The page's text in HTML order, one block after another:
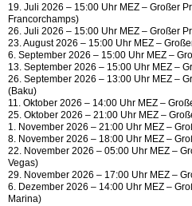
19. Juli 2026 – 15:00 Uhr MEZ – Großer
Francorchamps)
26. Juli 2026 – 15:00 Uhr MEZ – Großer
23. August 2026 – 15:00 Uhr MEZ –
6. September 2026 – 15:00 Uhr MEZ –
13. September 2026 – 15:00 Uhr MEZ –
26. September 2026 – 13:00 Uhr MEZ –
(Baku)
11. Oktober 2026 – 14:00 Uhr MEZ –
25. Oktober 2026 – 21:00 Uhr MEZ –
1. November 2026 – 21:00 Uhr MEZ –
8. November 2026 – 18:00 Uhr MEZ –
22. November 2026 – 05:00 Uhr MEZ –
Vegas)
29. November 2026 – 17:00 Uhr MEZ –
6. Dezember 2026 – 14:00 Uhr MEZ –
Marina)